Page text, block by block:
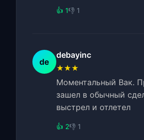
👍 1👎 1
de
debayinc
★★★
Моментальный Вак.
зашел в обычный
выстрел и отлетел
👍 2👎 1